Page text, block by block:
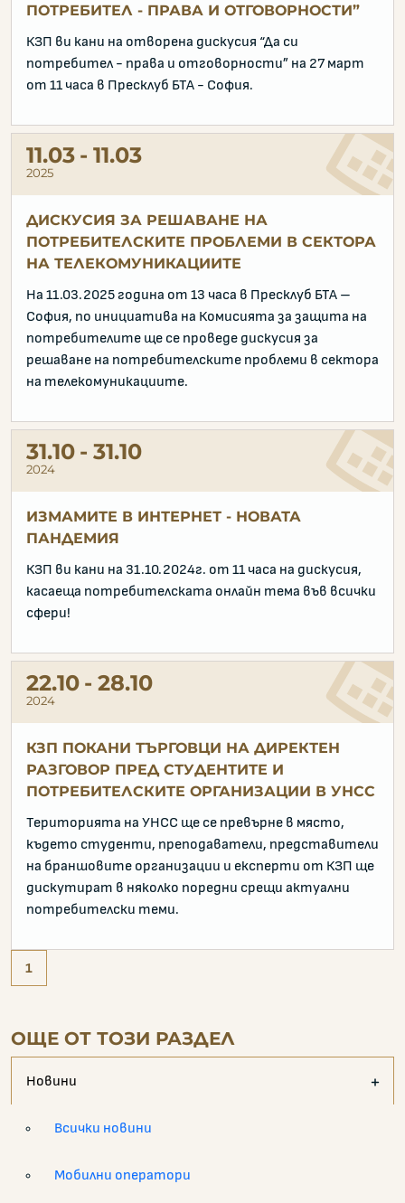
ПОТРЕБИТЕЛ - ПРАВА И ОТГОВОРНОСТИ”
КЗП ви кани на отворена дискусия “Да си
потребител - права и отговорности” на 27 март
от 11 часа в Пресклуб БТА - София.
11.03
2025
11.03
ДИСКУСИЯ ЗА РЕШАВАНЕ НА
ПОТРЕБИТЕЛСКИТЕ ПРОБЛЕМИ В СЕКТОРА
НА ТЕЛЕКОМУНИКАЦИИТЕ
На 11.03.2025 година от 13 часа в Пресклуб БТА –
София, по инициатива на Комисията за защита на
потребителите ще се проведе дискусия за
решаване на потребителските проблеми в сектора
на телекомуникациите.
31.10
2024
31.10
ИЗМАМИТЕ В ИНТЕРНЕТ - НОВАТА
ПАНДЕМИЯ
КЗП ви кани на 31.10.2024г. от 11 часа на дискусия,
касаеща потребителската онлайн тема във всички
сфери!
22.10
2024
28.10
КЗП ПОКАНИ ТЪРГОВЦИ НА ДИРЕКТЕН
РАЗГОВОР ПРЕД СТУДЕНТИТЕ И
ПОТРЕБИТЕЛСКИТЕ ОРГАНИЗАЦИИ В УНСС
Територията на УНСС ще се превърне в място,
където студенти, преподаватели, представители
на браншовите организации и експерти от КЗП ще
дискутират в няколко поредни срещи актуални
потребителски теми.
1
ОЩЕ ОТ ТОЗИ РАЗДЕЛ
Новини
Всички новини
Мобилни оператори